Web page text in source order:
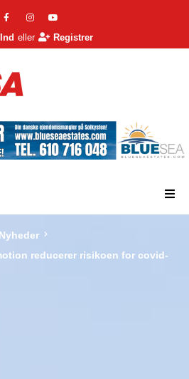
eller Registrer
Nyheder
reducerer risikoen for covid-